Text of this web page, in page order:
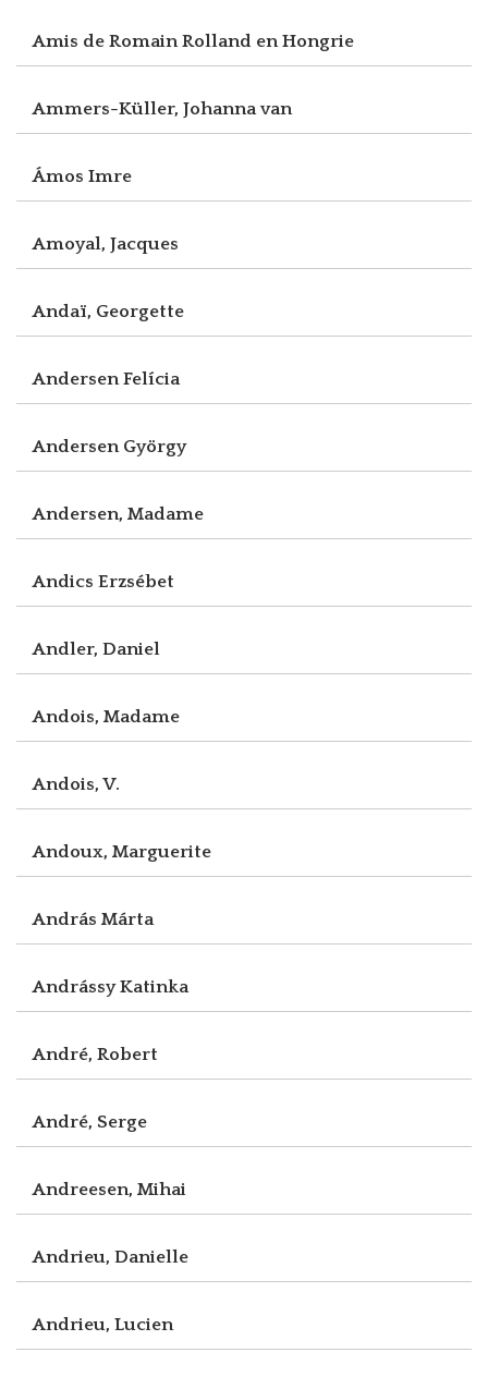
Amis de Romain Rolland en Hongrie
Ammers-Küller, Johanna van
Ámos Imre
Amoyal, Jacques
Andaï, Georgette
Andersen Felícia
Andersen György
Andersen, Madame
Andics Erzsébet
Andler, Daniel
Andois, Madame
Andois, V.
Andoux, Marguerite
András Márta
Andrássy Katinka
André, Robert
André, Serge
Andreesen, Mihai
Andrieu, Danielle
Andrieu, Lucien